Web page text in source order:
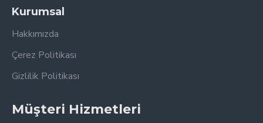
Kurumsal
Hakkımızda
Çerez Politikası
Gizlilik Politikası
Müşteri Hizmetleri